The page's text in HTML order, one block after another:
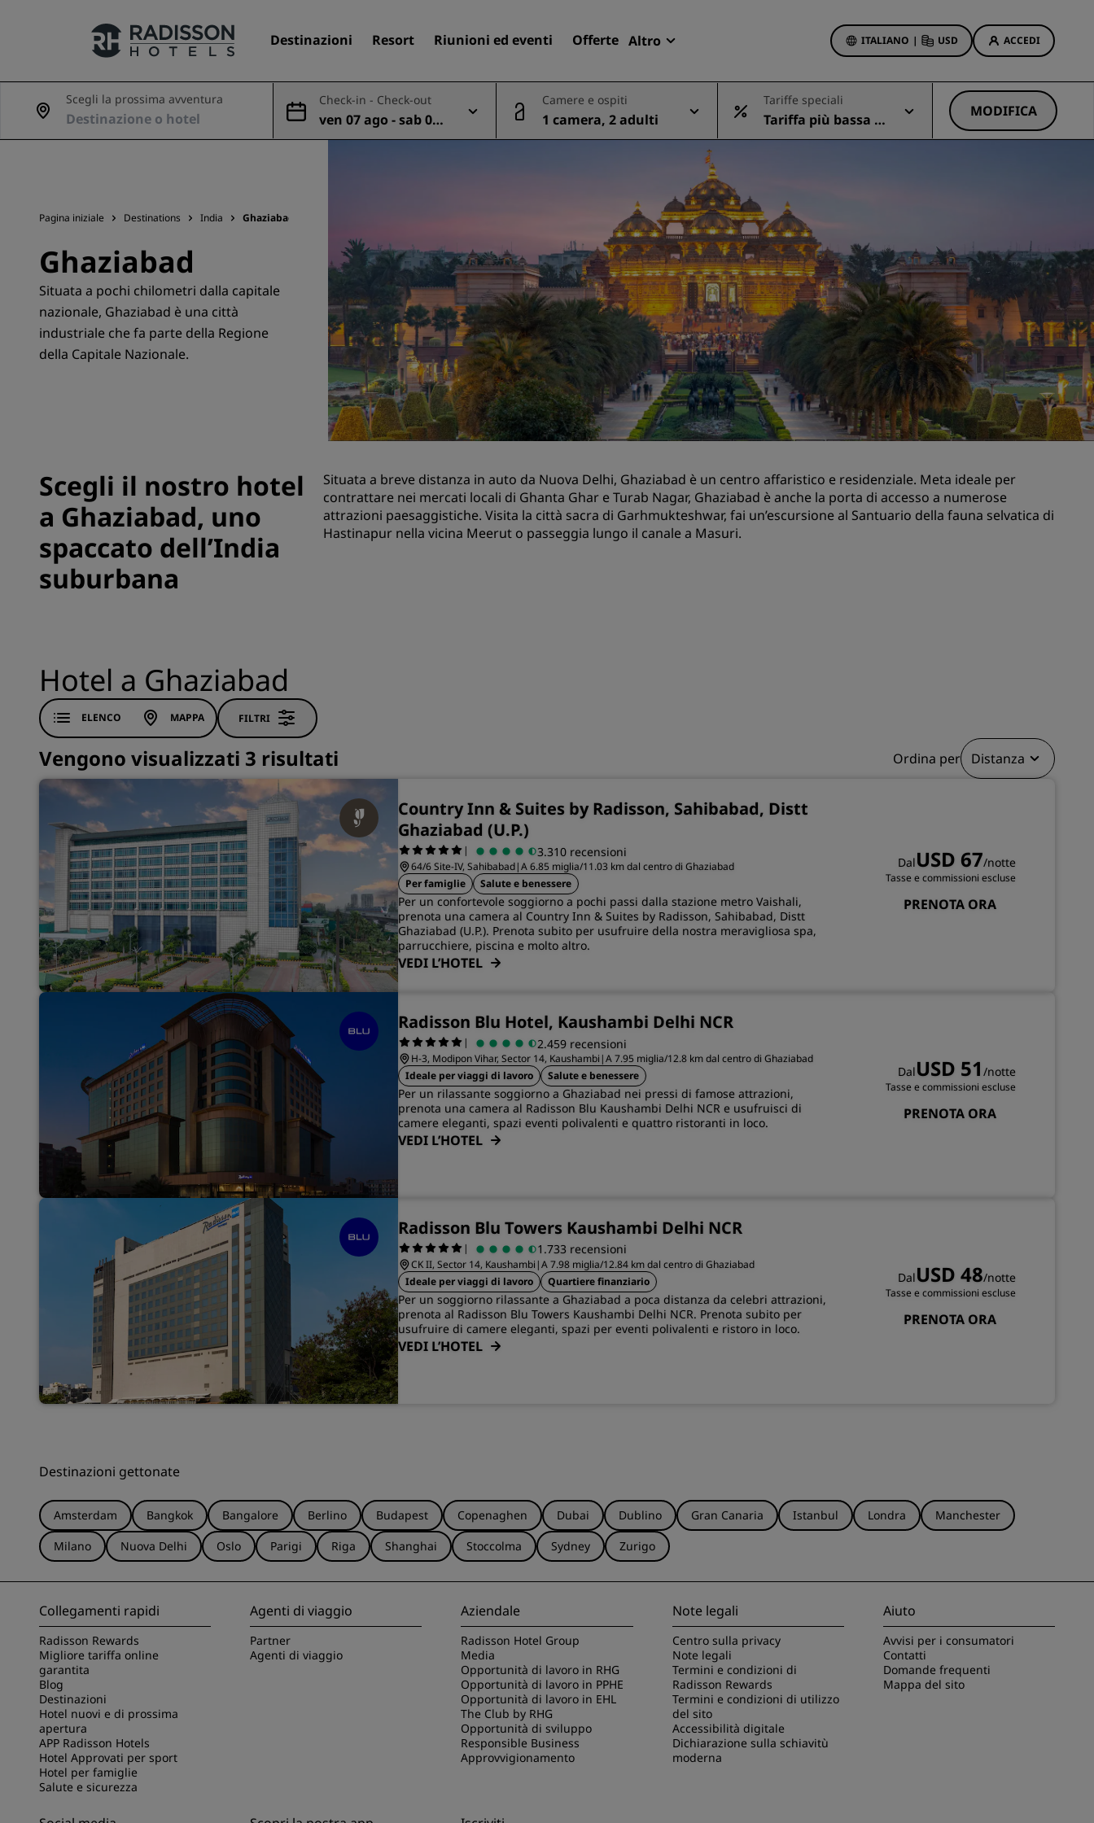
Destinazioni Resort Riunioni ed eventi Offerte Altro
Radisson Rewards
Le mie prenotazioni
ITALIANO | USD ACCEDI
I nostri Marchi
Trova il tuo hotel
Hotel aeroportuali
Hotel nuovi e di prossima
apertura
Meeting ed eventi
Scopri Radisson Meetings
Prenota uno spazio per riunioni
Richiedi un preventivo
Destinazioni per eventi
Cerca voli
Cerca voli
Offerte di hotel
Prenota in anticipo
Scopri i nostri pacchetti
Idee di viaggio
Hotel per famiglie
Rad Pets
Sedi per matrimoni
Soggiorni sostenibili
Viaggiatore d'affari
Hotel nel centro città
ISCRIVITI
Scegli la prossima avventura Check-in - Check-out
ven 07 ago - sab 08
ago
Camere e ospiti
1 camera, 2 adulti
Tariffe speciali
Tariffa più bassa di
sponibile
MODIFICA
Pagina iniziale Destinations India Ghaziabad
Ghaziabad
Situata a pochi chilometri dalla capitale
nazionale, Ghaziabad è una città
industriale che fa parte della Regione
della Capitale Nazionale.
Scegli il nostro hotel
a Ghaziabad, uno
spaccato dell’India
suburbana
Situata a breve distanza in auto da Nuova Delhi, Ghaziabad è un centro affaristico e residenziale. Meta ideale per
contrattare nei mercati locali di Ghanta Ghar e Turab Nagar, Ghaziabad è anche la porta di accesso a numerose
attrazioni paesaggistiche. Visita la città sacra di Garhmukteshwar, fai un’escursione al Santuario della fauna selvatica di
Hastinapur nella vicina Meerut o passeggia lungo il canale a Masuri.
Hotel a Ghaziabad
ELENCO MAPPA FILTRI
Vengono visualizzati 3 risultati Ordina per Distanza
Country Inn & Suites by Radisson, Sahibabad, Distt
Ghaziabad (U.P.)
| 3.310 recensioni
64/6 Site-IV, Sahibabad|A 6.85 miglia/11.03 km dal centro di Ghaziabad
Per famiglie
Salute e benessere
Per un confortevole soggiorno a pochi passi dalla stazione metro Vaishali,
prenota una camera al Country Inn & Suites by Radisson, Sahibabad, Distt
Ghaziabad (U.P.). Prenota subito per usufruire della nostra meravigliosa spa,
parrucchiere, piscina e molto altro.
VEDI L’HOTEL
DalUSD 67/notte
Tasse e commissioni escluse
PRENOTA ORA
Radisson Blu Hotel, Kaushambi Delhi NCR
| 2.459 recensioni
H-3, Modipon Vihar, Sector 14, Kaushambi |A 7.95 miglia/12.8 km dal centro di Ghaziabad
Ideale per viaggi di lavoro
Salute e benessere
Per un rilassante soggiorno a Ghaziabad nei pressi di famose attrazioni,
prenota una camera al Radisson Blu Kaushambi Delhi NCR e usufruisci di
camere eleganti, spazi eventi polivalenti e quattro ristoranti in loco.
VEDI L’HOTEL
DalUSD 51 /notte
Tasse e commissioni escluse
PRENOTA ORA
Radisson Blu Towers Kaushambi Delhi NCR
| 1.733 recensioni
CK II, Sector 14, Kaushambi |A 7.98 miglia/12.84 km dal centro di Ghaziabad
Ideale per viaggi di lavoro
Quartiere finanziario
Per un soggiorno rilassante a Ghaziabad a poca distanza da celebri attrazioni,
prenota al Radisson Blu Towers Kaushambi Delhi NCR. Prenota subito per
usufruire di camere eleganti, spazi per eventi polivalenti e ristoro in loco.
VEDI L’HOTEL
DalUSD 48/notte
Tasse e commissioni escluse
PRENOTA ORA
Destinazioni gettonate
Amsterdam Bangkok Bangalore Berlino Budapest Copenaghen Dubai Dublino Gran Canaria Istanbul Londra
Manchester
Milano
Nuova Delhi Oslo Parigi Riga Shanghai Stoccolma Sydney Zurigo
Collegamenti rapidi
Radisson Rewards
Migliore tariffa online
garantita
Blog
Destinazioni
Hotel nuovi e di prossima
apertura
APP Radisson Hotels
Hotel Approvati per sport
Hotel per famiglie
Salute e sicurezza
Agenti di viaggio
Partner
Agenti di viaggio
Aziendale
Radisson Hotel Group
Media
Opportunità di lavoro in RHG
Opportunità di lavoro in PPHE
Opportunità di lavoro in EHL
The Club by RHG
Opportunità di sviluppo
Responsible Business
Approvvigionamento
Note legali
Centro sulla privacy
Note legali
Termini e condizioni di
Radisson Rewards
Termini e condizioni di utilizzo
del sito
Accessibilità digitale
Dichiarazione sulla schiavitù
moderna
Aiuto
Avvisi per i consumatori
Contatti
Domande frequenti
Mappa del sito